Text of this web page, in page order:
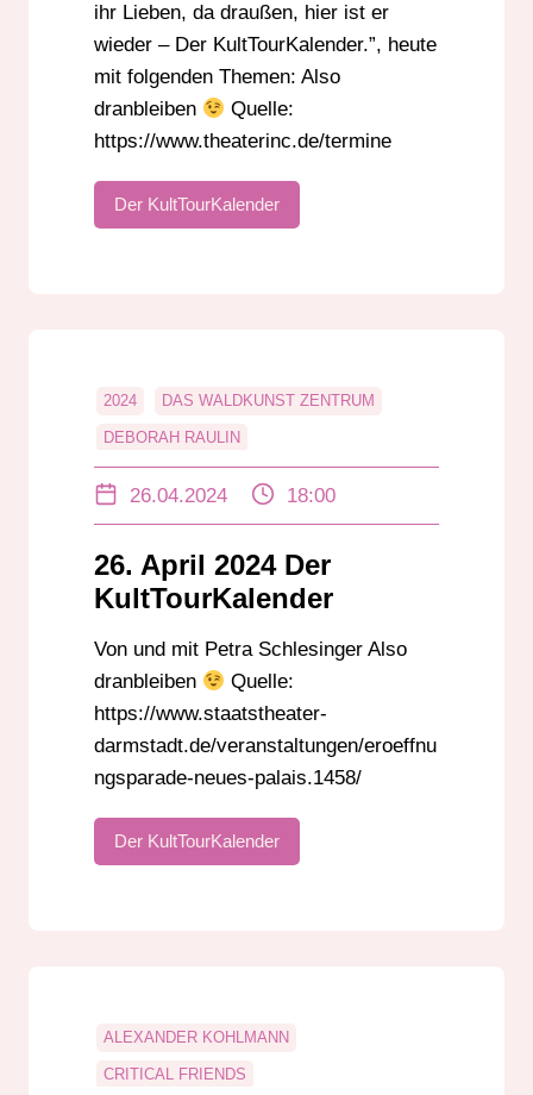
ihr Lieben, da draußen, hier ist er
wieder – Der KultTourKalender.”, heute
mit folgenden Themen: Also
dranbleiben
Quelle:
https://www.theaterinc.de/termine
Der KultTourKalender
2024 DAS WALDKUNST ZENTRUM
DEBORAH RAULIN
NEUES PALAIS
UTE RITSCHEL
26.04.2024 18:00
26. April 2024 Der
KultTourKalender
Von und mit Petra Schlesinger Also
dranbleiben
Quelle:
https://www.staatstheater-
darmstadt.de/veranstaltungen/eroeffnu
ngsparade-neues-palais.1458/
Der KultTourKalender
ALEXANDER KOHLMANN
CRITICAL FRIENDS